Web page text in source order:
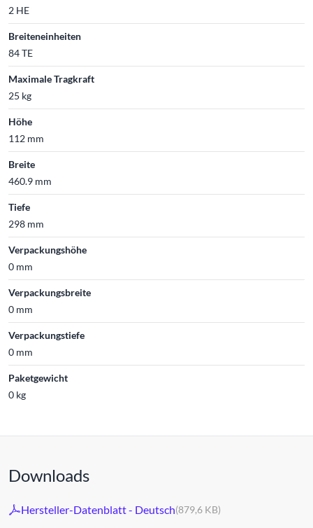
2 HE
Breiteneinheiten
84 TE
Maximale Tragkraft
25 kg
Höhe
112 mm
Breite
460.9 mm
Tiefe
298 mm
Verpackungshöhe
0 mm
Verpackungsbreite
0 mm
Verpackungstiefe
0 mm
Paketgewicht
0 kg
Downloads
Hersteller-Datenblatt - Deutsch(879,6 KB)